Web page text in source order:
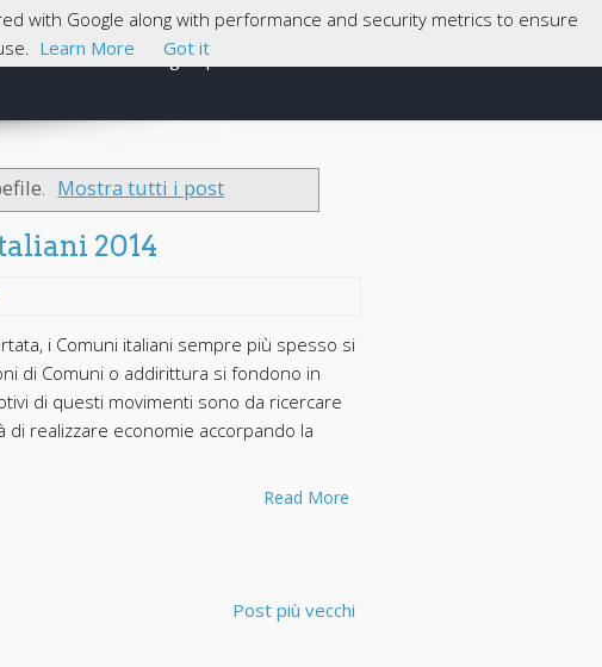
Home Cosa sono gli Open Data
. Mostra tutti i post
2014
i Comuni italiani sempre più spesso si
di Comuni o addirittura si fondono in
di questi movimenti sono da ricercare
realizzare economie accorpando la
Read More
Post più vecchi
with Google along with performance and security metrics to ensure
Learn More Got it